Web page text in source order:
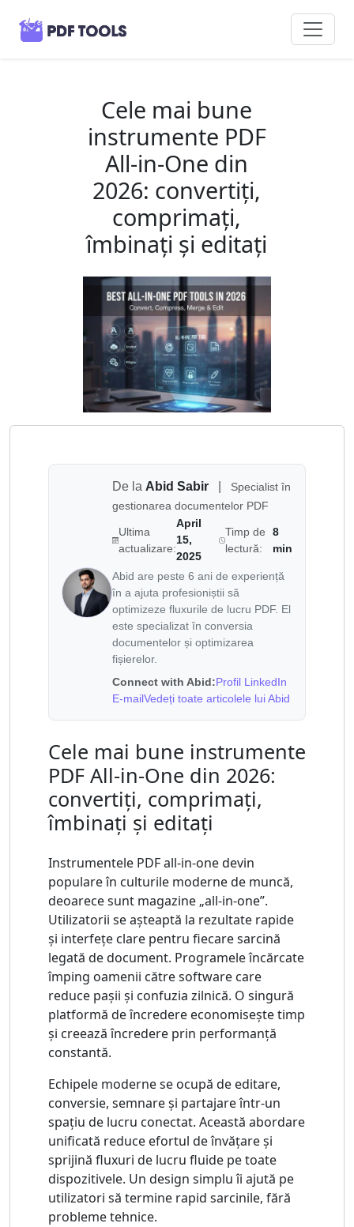
Cele mai bune
instrumente PDF
All-in-One din
2026: convertiți,
comprimați,
îmbinați și editați
De la Abid Sabir
Specialist în
gestionarea documentelor PDF
Ultima
actualizare:
April
15,
2025
Timp de
lectură:
8
min
Abid are peste 6 ani de experiență
în a ajuta profesioniștii să
optimizeze fluxurile de lucru PDF. El
este specializat în conversia
documentelor și optimizarea
fișierelor.
Connect with Abid:Profil LinkedIn
E-mailVedeți toate articolele lui Abid
Cele mai bune instrumente
PDF All-in-One din 2026:
convertiți, comprimați,
îmbinați și editați
Instrumentele PDF all-in-one devin
populare în culturile moderne de muncă,
deoarece sunt magazine „all-in-one”.
Utilizatorii se așteaptă la rezultate rapide
și interfețe clare pentru fiecare sarcină
legată de document. Programele încărcate
împing oamenii către software care
reduce pașii și confuzia zilnică. O singură
platformă de încredere economisește timp
și creează încredere prin performanță
constantă.
Echipele moderne se ocupă de editare,
conversie, semnare și partajare într-un
spațiu de lucru conectat. Această abordare
unificată reduce efortul de învățare și
sprijină fluxuri de lucru fluide pe toate
dispozitivele. Un design simplu îi ajută pe
utilizatori să termine rapid sarcinile, fără
probleme tehnice.